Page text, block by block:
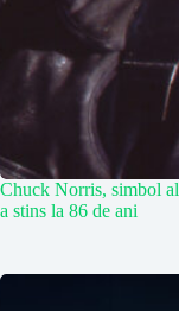
Chuck Norris, simbol
a stins la 86 de ani